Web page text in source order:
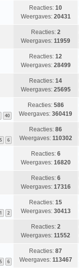
Reacties: 10
Weergaves: 20431
Reacties: 2
Weergaves: 11959
Reacties: 12
Weergaves: 28499
Reacties: 14
Weergaves: 25695
40
Reacties: 586
Weergaves: 360419
5 6
Reacties: 86
Weergaves: 110302
Reacties: 6
Weergaves: 16820
Reacties: 6
Weergaves: 17316
1 2
Reacties: 15
Weergaves: 30413
Reacties: 2
Weergaves: 11552
5 6
Reacties: 87
Weergaves: 113467